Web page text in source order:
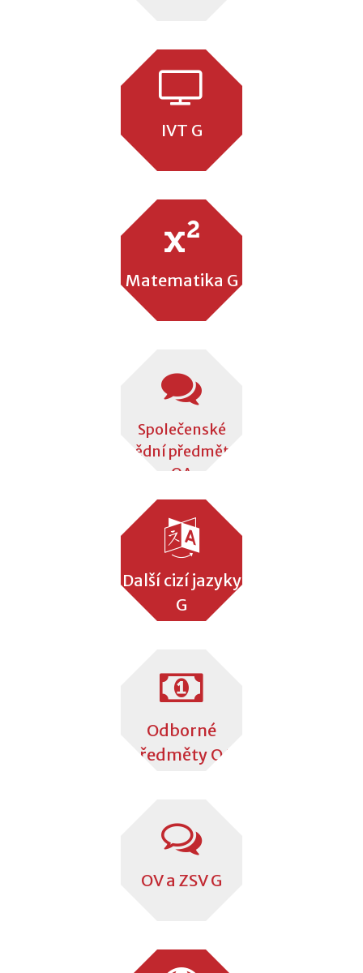
IVT G
Matematika G
Společenské
vědní předměty
OA
Další cizí jazyky
G
Odborné
předměty OA
OV a ZSV G